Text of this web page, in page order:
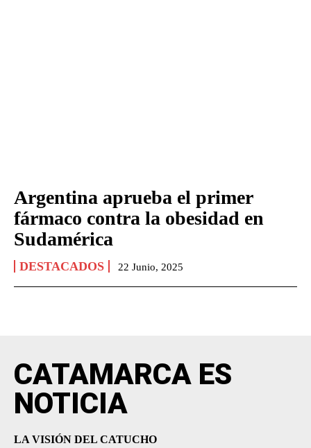
Argentina aprueba el primer
fármaco contra la obesidad en
Sudamérica
DESTACADOS 22 Junio, 2025
CATAMARCA ES
NOTICIA
LA VISIÓN DEL CATUCHO